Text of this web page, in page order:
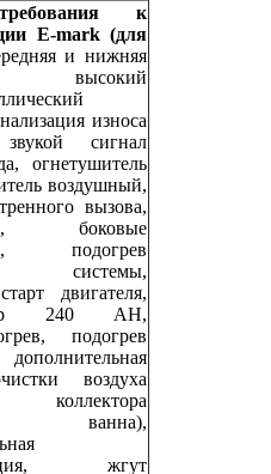
к
E-mark (для
и нижняя
высокий
износа
сигнал
огнетушитель
воздушный,
вызова,
боковые
подогрев
системы,
двигателя,
240 AH,
подогрев
воздуха
коллектора
ванна),
жгут